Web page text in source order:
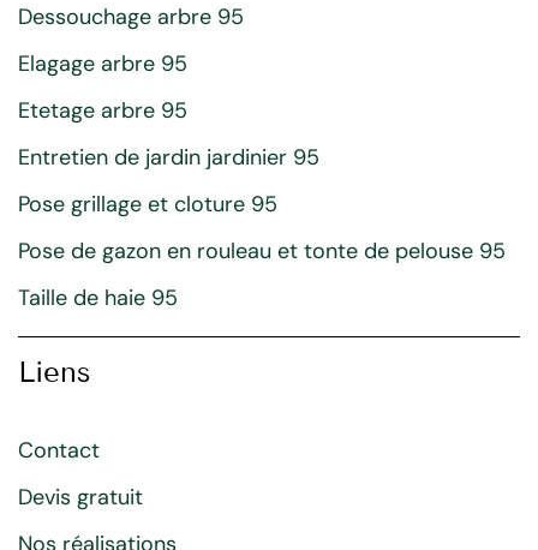
Dessouchage arbre 95
Elagage arbre 95
Etetage arbre 95
Entretien de jardin jardinier 95
Pose grillage et cloture 95
Pose de gazon en rouleau et tonte de pelouse 95
Taille de haie 95
Liens
Contact
Devis gratuit
Nos réalisations